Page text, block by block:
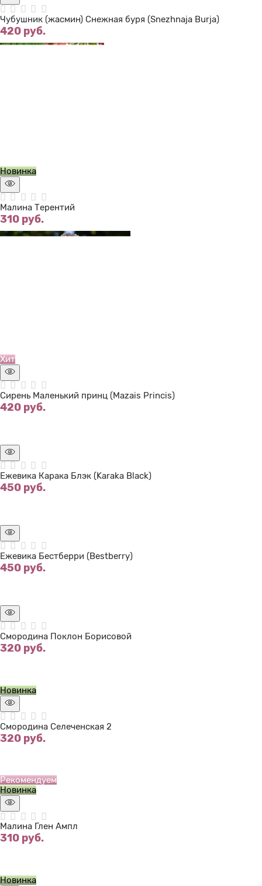
Чубушник (жасмин) Снежная буря (Snezhnaja Burja)
420 руб.
Новинка
Малина Терентий
310 руб.
Хит
Сирень Маленький принц (Mazais Princis)
420 руб.
Ежевика Карака Блэк (Karaka Black)
450 руб.
Ежевика Бестберри (Bestberry)
450 руб.
Смородина Поклон Борисовой
320 руб.
Новинка
Смородина Селеченская 2
320 руб.
Рекомендуем
Новинка
Малина Глен Ампл
310 руб.
Новинка